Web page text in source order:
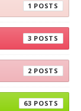
1
3
2
63